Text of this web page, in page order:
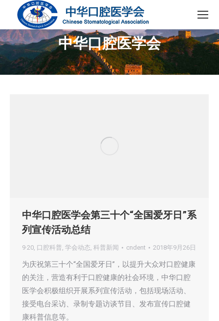
中华口腔医学会
您在这里：
中华口腔医学会第三十个“全国爱牙日”系
列宣传活动总结
9·20, 口腔科普, 学会动态, 科普新闻 cndent 2018年9月26日
为庆祝第三十个“全国爱牙日”，以提升大众对口腔健康
的关注，营造有利于口腔健康的社会环境，中华口腔
医学会积极组织开展系列宣传活动，包括现场活动、
接受电台采访、录制专题访谈节目、发布宣传口腔健
康科普信息等。